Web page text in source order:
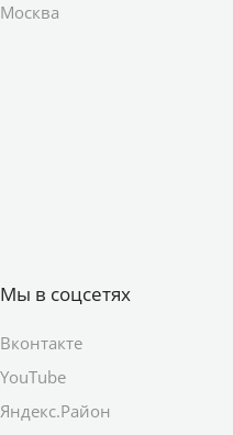
Москва
Мы в соцсетях
Вконтакте
YouTube
Яндекс.Район